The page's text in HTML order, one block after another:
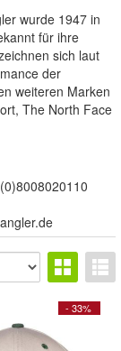
wurde 1947 in
für ihre
sich laut
der
weiteren Marken
The North Face
- 33%